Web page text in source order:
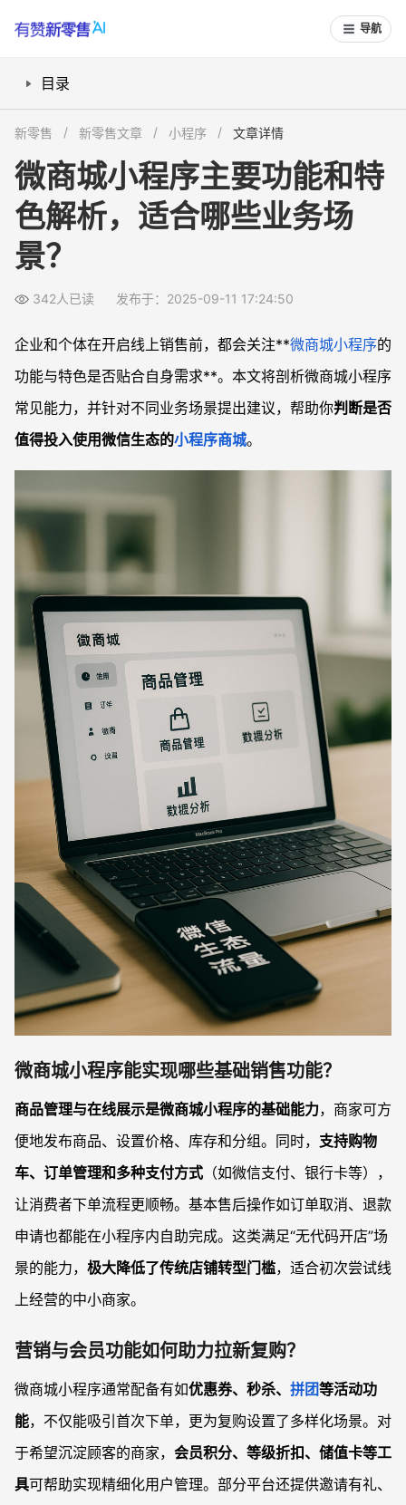
导航
目录
微信生态优势体现在哪些方面？
定制开发与SaaS微商城平台有哪些差别？
常见问题
微商城小程序适合哪些类型的商家？
我可以用微商城小程序搭建分销体系吗？
微商城小程序如何保证数据安全与稳定运营？
新零售 新零售文章 小程序 文章详情
微商城小程序主要功能和特
色解析，适合哪些业务场
景？
342人已读 发布于：2025-09-11 17:24:50
企业和个体在开启线上销售前，都会关注**微商城小程序的
功能与特色是否贴合自身需求**。本文将剖析微商城小程序
常见能力，并针对不同业务场景提出建议，帮助你判断是否
值得投入使用微信生态的小程序商城。
微商城小程序能实现哪些基础销售功能？
商品管理与在线展示是微商城小程序的基础能力，商家可方
便地发布商品、设置价格、库存和分组。同时， 支持购物
车、订单管理和多种支付方式 （如微信支付、银行卡等），
让消费者下单流程更顺畅。基本售后操作如订单取消、退款
申请也都能在小程序内自助完成。这类满足“无代码开店”场
景的能力， 极大降低了传统店铺转型门槛，适合初次尝试线
上经营的中小商家。
营销与会员功能如何助力拉新复购？
微商城小程序通常配备有如优惠券、秒杀、 拼团等活动功
能，不仅能吸引首次下单，更为复购设置了多样化场景。对
于希望沉淀顾客的商家， 会员积分、等级折扣、储值卡等工
具可帮助实现精细化用户管理。部分平台还提供邀请有礼、